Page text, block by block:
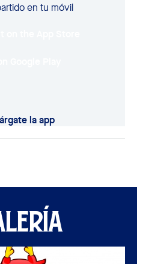
en tu móvil